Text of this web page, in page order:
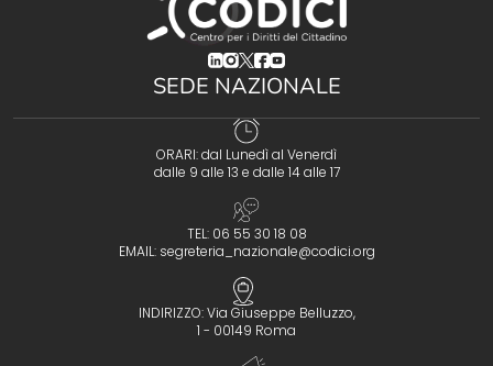
(opens in a new tab)
(opens in a new tab)
(opens in a new tab)
(opens in a new tab)
(opens in a new tab)
SEDE NAZIONALE
ORARI: dal Lunedì al Venerdì
dalle 9 alle 13 e dalle 14 alle 17
TEL: 06 55 30 18 08
EMAIL: segreteria_nazionale@codici.org
INDIRIZZO: Via Giuseppe Belluzzo,
1 - 00149 Roma